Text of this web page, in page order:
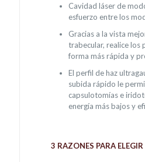
Cavidad láser de
esfuerzo entre los
Gracias a la vista
trabecular, realice los
forma más rápida y
El perfil de haz
subida rápido le
capsulotomías e
energía más bajos y
3 RAZONES PARA